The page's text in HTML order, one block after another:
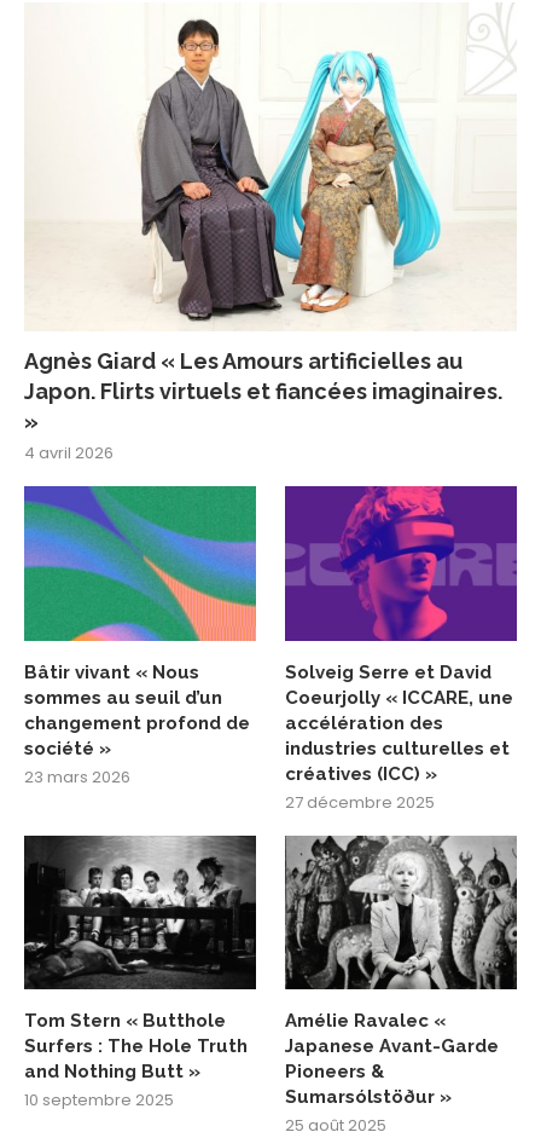
Agnès Giard « Les Amours artificielles au
Japon. Flirts virtuels et fiancées imaginaires.
»
4 avril 2026
Bâtir vivant « Nous
sommes au seuil d’un
changement profond de
société »
23 mars 2026
Solveig Serre et David
Coeurjolly « ICCARE, une
accélération des
industries culturelles et
créatives (ICC) »
27 décembre 2025
Tom Stern « Butthole
Surfers : The Hole Truth
and Nothing Butt »
10 septembre 2025
Amélie Ravalec «
Japanese Avant-Garde
Pioneers &
Sumarsólstöður »
25 août 2025